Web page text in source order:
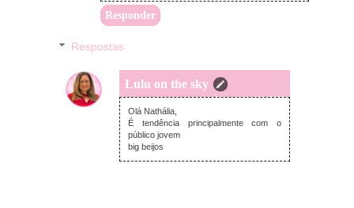
Responder
Respostas
Lulu on the sky
terça-feira, julho 18, 2017
Olá Nathália,
É tendência principalmente com o
público jovem
big beijos